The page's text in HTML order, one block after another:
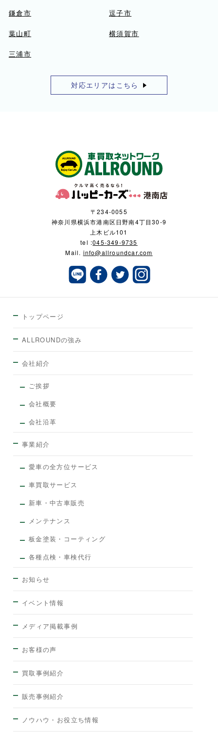
鎌倉市 逗子市
葉山町 横須賀市
三浦市
対応エリアはこちら
〒234-0055
神奈川県横浜市港南区日野南4丁目30-9
上木ビル101
tel :045-349-9735
Mail. info@allroundcar.com
トップページ
ALLROUNDの強み
会社紹介
ご挨拶
会社概要
会社沿革
事業紹介
愛車の全方位サービス
車買取サービス
新車・中古車販売
メンテナンス
板金塗装・コーティング
各種点検・車検代行
お知らせ
イベント情報
メディア掲載事例
お客様の声
買取事例紹介
販売事例紹介
ノウハウ・お役立ち情報